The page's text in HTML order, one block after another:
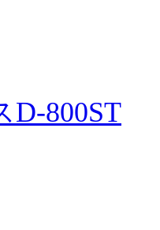
D-800ST